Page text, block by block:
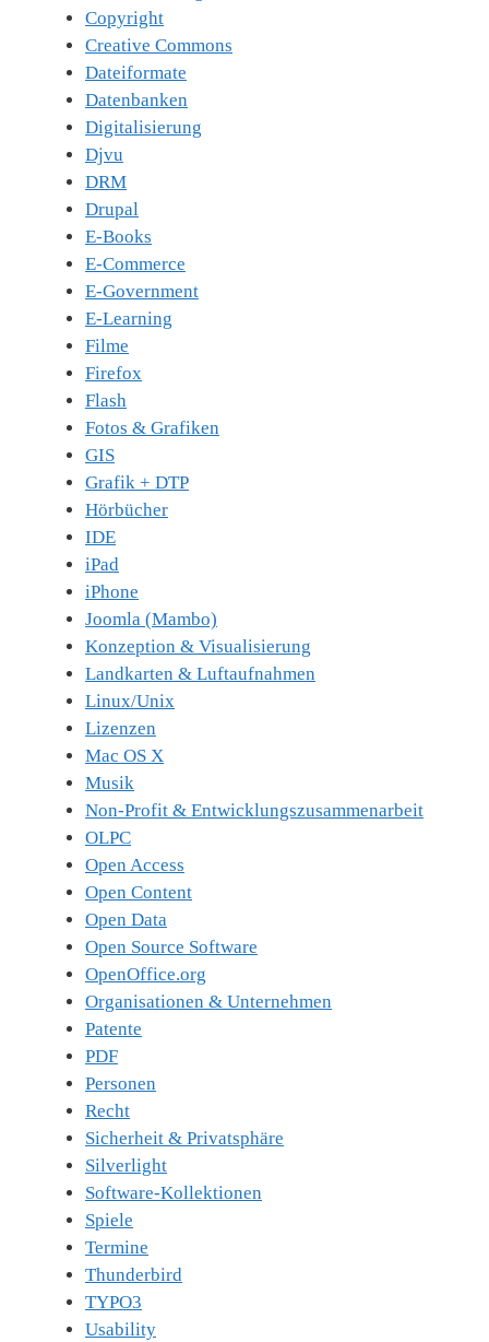
Copyright
Creative Commons
Dateiformate
Datenbanken
Digitalisierung
Djvu
DRM
Drupal
E-Books
E-Commerce
E-Government
E-Learning
Filme
Firefox
Flash
Fotos & Grafiken
GIS
Grafik + DTP
Hörbücher
IDE
iPad
iPhone
Joomla (Mambo)
Konzeption & Visualisierung
Landkarten & Luftaufnahmen
Linux/Unix
Lizenzen
Mac OS X
Musik
Non-Profit & Entwicklungszusammenarbeit
OLPC
Open Access
Open Content
Open Data
Open Source Software
OpenOffice.org
Organisationen & Unternehmen
Patente
PDF
Personen
Recht
Sicherheit & Privatsphäre
Silverlight
Software-Kollektionen
Spiele
Termine
Thunderbird
TYPO3
Usability